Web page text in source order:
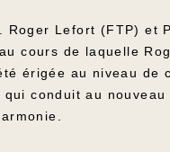
Lefort (FTP) et
cours de laquelle
érigée au niveau de
conduit au